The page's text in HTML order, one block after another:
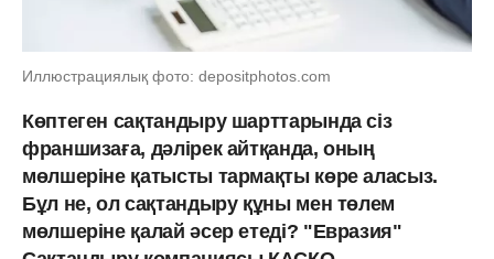
Иллюстрациялық фото: depositphotos.com
Көптеген сақтандыру шарттарында сіз
франшизаға, дәлірек айтқанда, оның
мөлшеріне қатысты тармақты көре аласыз.
Бұл не, ол сақтандыру құны мен төлем
мөлшеріне қалай әсер етеді? "Евразия"